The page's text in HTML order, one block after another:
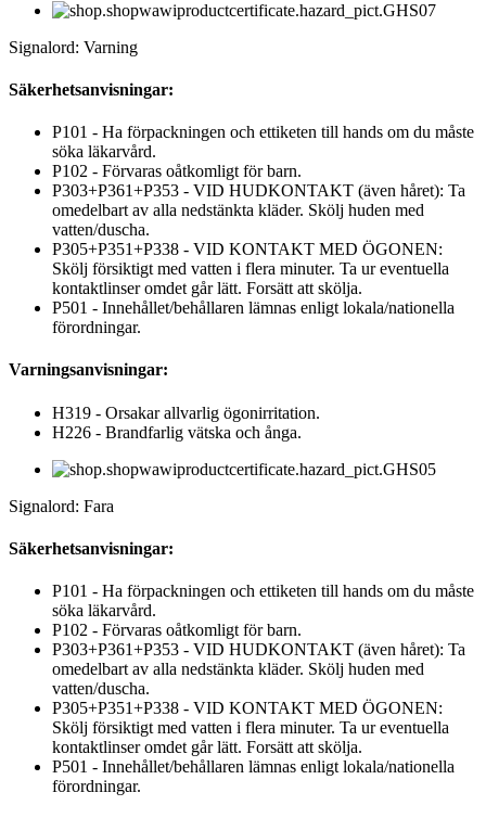
Signalord: Varning
Säkerhetsanvisningar:
P101 - Ha förpackningen och ettiketen till hands om du måste
söka läkarvård.
P102 - Förvaras oåtkomligt för barn.
P303+P361+P353 - VID HUDKONTAKT (även håret): Ta
omedelbart av alla nedstänkta kläder. Skölj huden med
vatten/duscha.
P305+P351+P338 - VID KONTAKT MED ÖGONEN:
Skölj försiktigt med vatten i flera minuter. Ta ur eventuella
kontaktlinser omdet går lätt. Forsätt att skölja.
P501 - Innehållet/behållaren lämnas enligt lokala/nationella
förordningar.
Varningsanvisningar:
H319 - Orsakar allvarlig ögonirritation.
H226 - Brandfarlig vätska och ånga.
Signalord: Fara
Säkerhetsanvisningar:
P101 - Ha förpackningen och ettiketen till hands om du måste
söka läkarvård.
P102 - Förvaras oåtkomligt för barn.
P303+P361+P353 - VID HUDKONTAKT (även håret): Ta
omedelbart av alla nedstänkta kläder. Skölj huden med
vatten/duscha.
P305+P351+P338 - VID KONTAKT MED ÖGONEN:
Skölj försiktigt med vatten i flera minuter. Ta ur eventuella
kontaktlinser omdet går lätt. Forsätt att skölja.
P501 - Innehållet/behållaren lämnas enligt lokala/nationella
förordningar.